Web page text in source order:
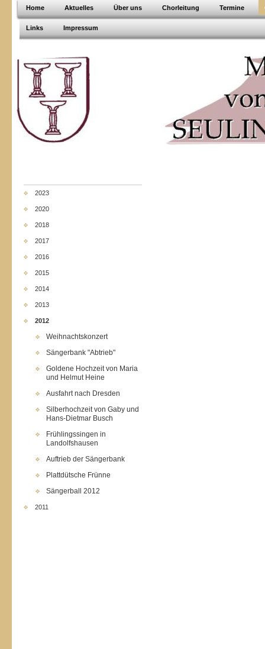
Home Aktuelles Über uns Chorleitung Termine
Links Impressum
2023
2020
2018
2017
2016
2015
2014
2013
2012
Weihnachtskonzert
Sängerbank "Abtrieb"
Goldene Hochzeit von Maria
und Helmut Heine
Ausfahrt nach Dresden
Silberhochzeit von Gaby und
Hans-Dietmar Busch
Frühlingssingen in
Landolfshausen
Auftrieb der Sängerbank
Plattdütsche Frünne
Sängerball 2012
2011